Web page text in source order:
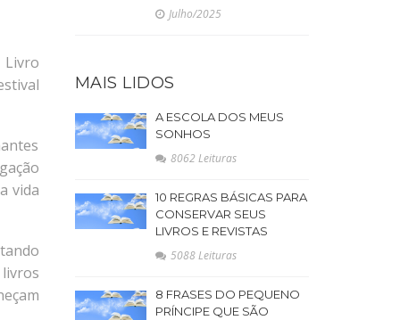
Livro
vida
Julho/2025
MAIS LIDOS
A ESCOLA DOS MEUS
SONHOS
8062 Leituras
10 REGRAS BÁSICAS PARA
CONSERVAR SEUS
LIVROS E REVISTAS
5088 Leituras
8 FRASES DO PEQUENO
PRÍNCIPE QUE SÃO